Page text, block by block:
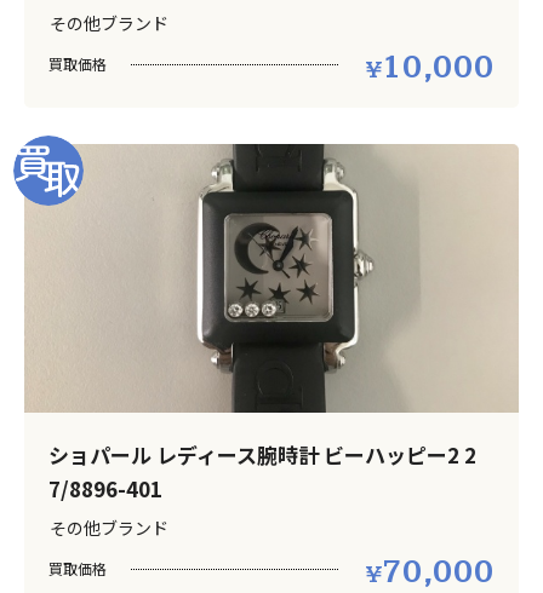
その他ブランド
買取価格 10,000
ショパール レディース腕時計 ビーハッピー2 2
7/8896-401
その他ブランド
買取価格 70,000